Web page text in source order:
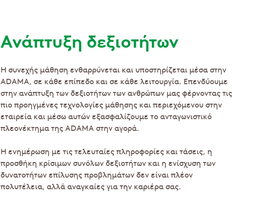
Ανάπτυξη δεξιοτήτων
Η συνεχής μάθηση ενθαρρύνεται και υποστηρίζεται μέσα στην
ADAMA, σε κάθε επίπεδο και σε κάθε λειτουργία. Επενδύουμε
στην ανάπτυξη των δεξιοτήτων των ανθρώπων μας φέρνοντας τις
πιο προηγμένες τεχνολογίες μάθησης και περιεχόμενου στην
εταιρεία και μέσω αυτών εξασφαλίζουμε το ανταγωνιστικό
πλεονέκτημα της ADAMA στην αγορά.
Η ενημέρωση με τις τελευταίες πληροφορίες και τάσεις, η
προσθήκη κρίσιμων συνόλων δεξιοτήτων και η ενίσχυση των
δυνατοτήτων επίλυσης προβλημάτων δεν είναι πλέον
πολυτέλεια, αλλά αναγκαίες για την καριέρα σας.